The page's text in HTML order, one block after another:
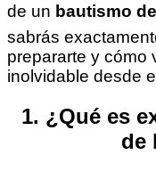
de un bautismo de
sabrás
prepararte y cómo
inolvidable desde
1. ¿Qué es
de